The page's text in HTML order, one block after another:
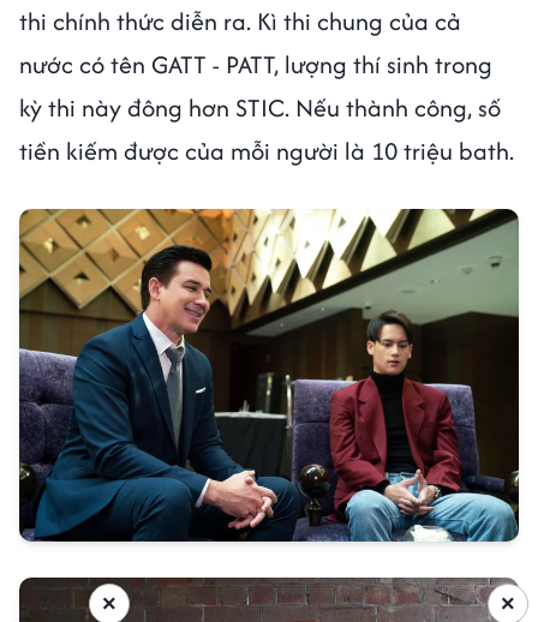
thi chính thức diễn ra. Kì thi chung của cả
nước có tên GATT - PATT, lượng thí sinh trong
kỳ thi này đông hơn STIC. Nếu thành công, số
tiền kiếm được của mỗi người là 10 triệu bath.
×
×